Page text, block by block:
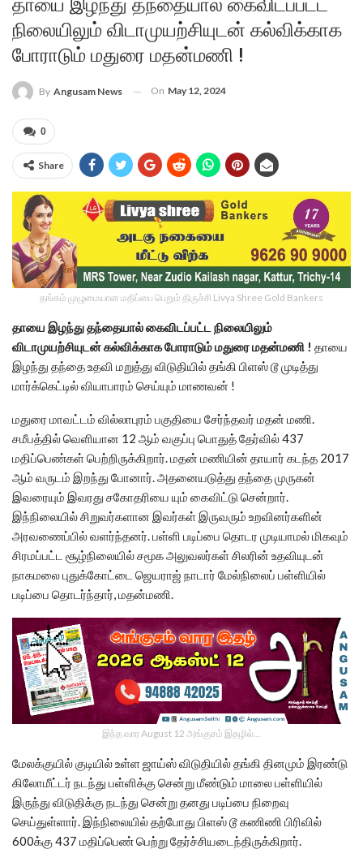
தாயை இழந்து தந்தையால் கைவிடப்பட்ட
நிலையிலும் விடாமுயற்சியுடன் கல்விக்காக
போராடும் மதுரை மதன்மணி !
By Angusam News On May 12, 2024
0
Share
தங்கம் முழுமையான மதிப்பை பெறும் திருச்சி Livya Shree Gold Bankers
தாயை இழந்து தந்தையால் கைவிடப்பட்ட நிலையிலும்
விடாமுயற்சியுடன் கல்விக்காக போராடும் மதுரை மதன்மணி ! தாயை
இழந்து தந்தை உதவி மறுத்து விடுதியில் தங்கி பிளஸ் டூ முடித்து
மார்க்கெட்டில் வியாபாரம் செய்யும் மாணவன் !
மதுரை மாவட்டம் வில்லாபுரம் பகுதியை சேர்ந்தவர் மதன் மணி.
சமீபத்தில் வெளியான 12 ஆம் வகுப்பு பொதுத் தேர்வில் 437
மதிப்பெண்கள் பெற்றிருக்கிறார். மதன் மணியின் தாயார் கடந்த 2017
ஆம் வருடம் இறந்து போனார். அதனையடுத்து தந்தை முருகன்
இவரையும் இவரது சகோதரியை யும் கைவிட்டு சென்றார்.
இந்நிலையில் சிறுவர்களான இவர்கள் இருவரும் உறவினர்களின்
அரவணைப்பில் வளர்ந்தனர். பள்ளி படிப்பை தொடர முடியாமல் மிகவும்
சிரமப்பட்ட சூழ்நிலையில் சமூக அலுவலர்கள் சிலரின் உதவியுடன்
நாகமலை புதுக்கோட்டை ஜெயராஜ் நாடார் மேல்நிலைப் பள்ளியில்
படிப்பை தொடர்ந்தார், மதன்மணி.
இந்த வார August 12 அங்குசம் இதழில்…
மேலக்குயில் குடியில் உள்ள ஜாய்ஸ் விடுதியில் தங்கி தினமும் இரண்டு
கிலோமீட்டர் நடந்து பள்ளிக்கு சென்று மீண்டும் மாலை பள்ளியில்
இருந்து விடுதிக்கு நடந்து சென்று தனது படிப்பை நிறைவு
செய்துள்ளார். இந்நிலையில் தற்போது பிளஸ் டூ கணிணி பிரிவில்
600க்கு 437 மதிப்பெண் பெற்று தேர்ச்சியடைந்திருக்கிறார்.